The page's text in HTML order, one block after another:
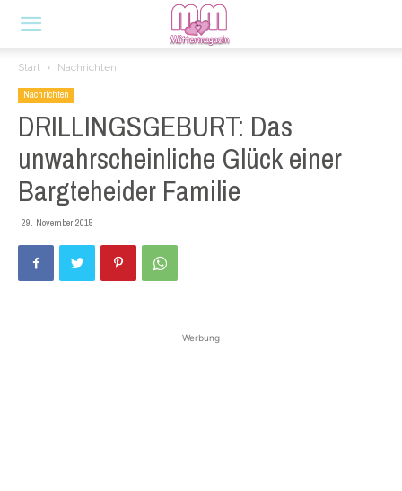
Start Nachrichten
Nachrichten
DRILLINGSGEBURT: Das
unwahrscheinliche Glück einer
Bargteheider Familie
29. November 2015
Werbung